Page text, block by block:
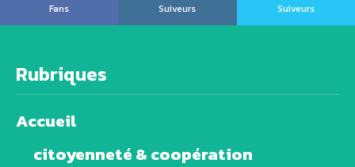
Fans
Suiveurs
Suiveurs
Rubriques
Accueil
citoyenneté & coopération